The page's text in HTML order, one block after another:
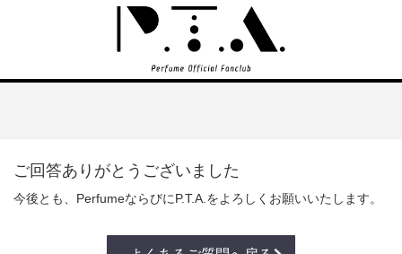
ご回答ありがとうございました
今後とも、PerfumeならびにP.T.A.をよろしくお願いいたします。